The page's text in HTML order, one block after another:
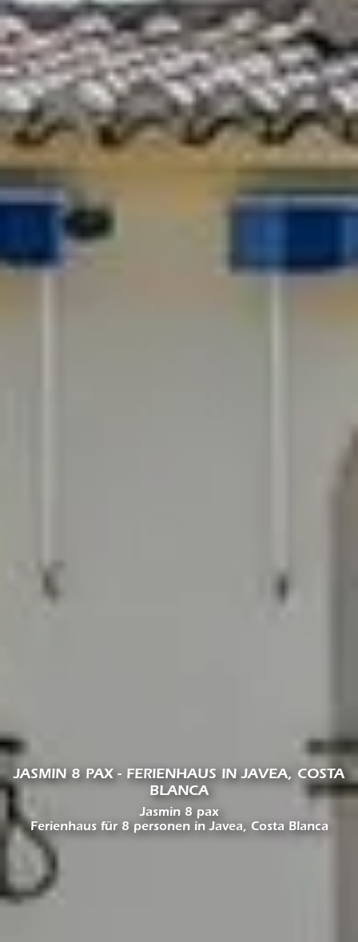
JASMIN 8 PAX - FERIENHAUS IN JAVEA, COSTA
BLANCA
Jasmin 8 pax
Ferienhaus für 8 personen in Javea, Costa Blanca